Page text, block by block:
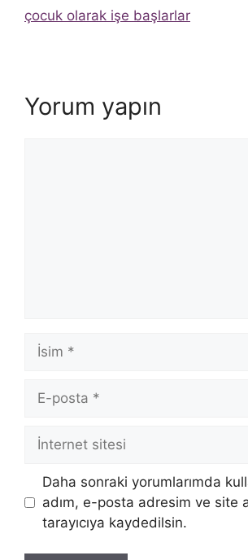
çocuk olarak işe başlarlar
Yorum yapın
İsim
posta
İnternet
sitesi
Daha sonraki yorumlarımda
adım, e-posta adresim ve site
tarayıcıya kaydedilsin.